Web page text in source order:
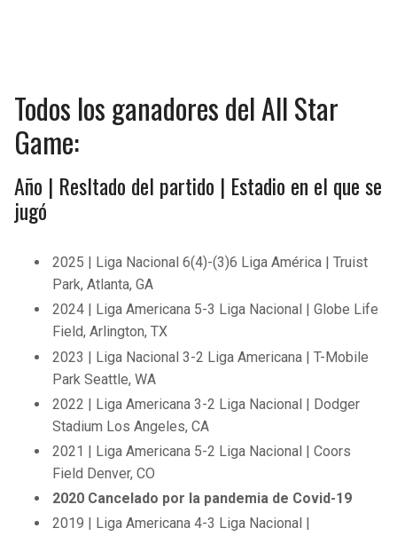
Todos los ganadores del All Star
Game:
Año | Resltado del partido | Estadio en el que se
jugó
2025 | Liga Nacional 6(4)-(3)6 Liga América | Truist
Park, Atlanta, GA
2024 | Liga Americana 5-3 Liga Nacional | Globe Life
Field, Arlington, TX
2023 | Liga Nacional 3-2 Liga Americana | T-Mobile
Park Seattle, WA
2022 | Liga Americana 3-2 Liga Nacional | Dodger
Stadium Los Angeles, CA
2021 | Liga Americana 5-2 Liga Nacional | Coors
Field Denver, CO
2020 Cancelado por la pandemia de Covid-19
2019 | Liga Americana 4-3 Liga Nacional |